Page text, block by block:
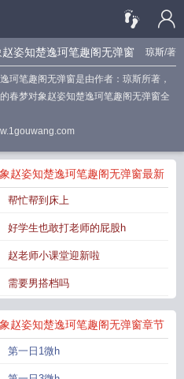
琼斯/著
姿知楚逸珂笔趣阁无弹窗
珂笔趣阁无弹窗是由作者：琼斯所著，
春梦对象赵姿知楚逸珂笔趣阁无弹窗全
赵姿知楚逸珂笔趣阁无弹窗最新
帮忙帮到床上
好学生也敢打老师的屁股h
赵老师小课堂迎新啦
需要男搭档吗
赵姿知楚逸珂笔趣阁无弹窗章节
第一日1微h